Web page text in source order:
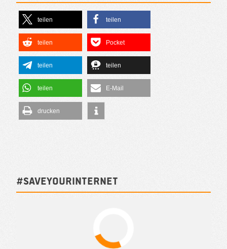
teilen teilen
teilen Pocket
teilen teilen
teilen E-Mail
drucken
#SAVEYOURINTERNET